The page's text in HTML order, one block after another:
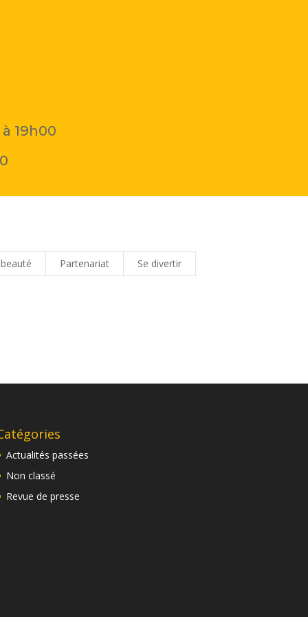
19h00
Partenariat Se divertir
Actualités passées
Non classé
Revue de presse